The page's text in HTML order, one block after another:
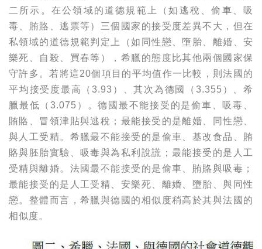
二所示。在公領域的道德規範上（如逃稅、偷車、吸
毒、賄賂、逃票等）三個國家的接受度差異不大，但在
私領域的道德規範判定上（如同性戀、墮胎、離婚、安
樂死、自殺、買春等），希臘的態度比其他兩個國家保
守許多。若將這20個項目的平均值作一比較，則法國的
平均接受度最高（3.93）、其次為德國（3.355）、希
臘最低（3.075）。德國最不能接受的是偷車、吸毒、
賄賂、冒領津貼與逃稅；最能接受的是離婚、同性戀、
與人工受精。希臘最不能接受的是偷車、基改食品、賄
賂與胚胎實驗、吸毒與為私利說謊；最能接受的是人工
受精與離婚。法國最不能接受的是偷車、賄賂與吸毒；
最能接受的是人工受精、安樂死、離婚、墮胎、與同性
戀。整體而言，希臘與德國的相似度稍高於其與法國的
相似度。